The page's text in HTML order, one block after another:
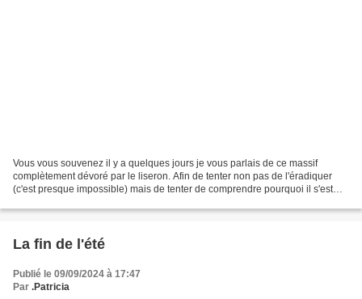
Vous vous souvenez il y a quelques jours je vous parlais de ce massif
complètement dévoré par le liseron. Afin de tenter non pas de l'éradiquer
(c'est presque impossible) mais de tenter de comprendre pourquoi il s'est
La fin de l'été
Publié le 09/09/2024 à 17:47
Par .Patricia